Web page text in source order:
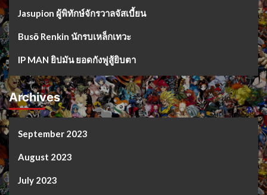
Jasupion ผู้พิทักษ์จักรวาลจัสเบี้ยน
Busō Renkin นักรบเหล็กเทวะ
IP MAN ยิปมัน ยอดกังฟูสู้ยิบตา
Archives
September 2023
August 2023
July 2023